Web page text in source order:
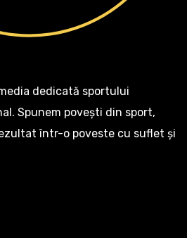
dedicată sportului
Spunem povești din sport,
într-o poveste cu suflet și